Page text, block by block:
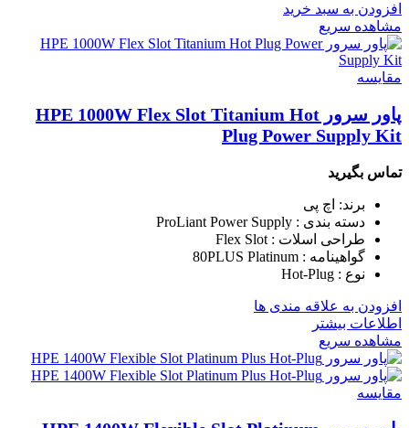
افزودن به سبد خرید
مشاهده سریع
مقایسه
پاور سرور HPE 1000W Flex Slot Titanium Hot
Plug Power Supply Kit
تماس بگیرید
برند: اچ پی
دسته بندی : ProLiant Power Supply
طراحی اسلات : Flex Slot
گواهینامه : 80PLUS Platinum
نوع : Hot-Plug
افزودن به علاقه مندی ها
اطلاعات بیشتر
مشاهده سریع
مقایسه